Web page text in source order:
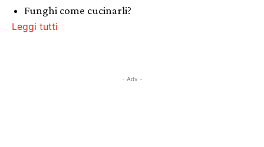
Funghi come cucinarli?
Leggi tutti
- Adv -